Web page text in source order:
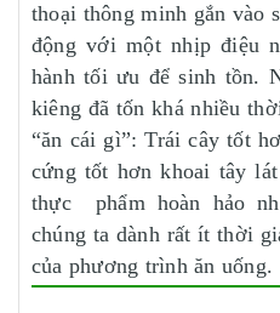
thoại thông minh gắn vào
động với một nhịp điệu
hành tối ưu để sinh tồn.
kiêng đã tốn khá nhiều
“ăn cái gì”: Trái cây tốt
cứng tốt hơn khoai tây
thực phẩm hoàn hảo
chúng ta dành rất ít thời
của phương trình ăn uống.